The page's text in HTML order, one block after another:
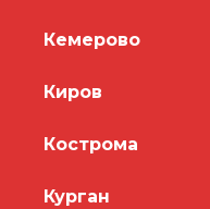
Кемерово
Киров
Кострома
Курган